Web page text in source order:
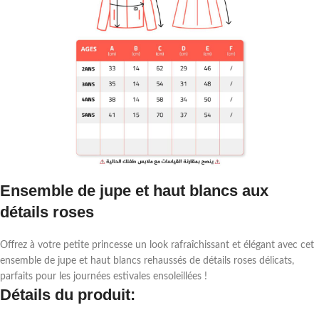
Ensemble de jupe et haut blancs aux
détails roses
Offrez à votre petite princesse un look rafraîchissant et élégant avec cet
ensemble de jupe et haut blancs rehaussés de détails roses délicats,
parfaits pour les journées estivales ensoleillées !
Détails du produit: